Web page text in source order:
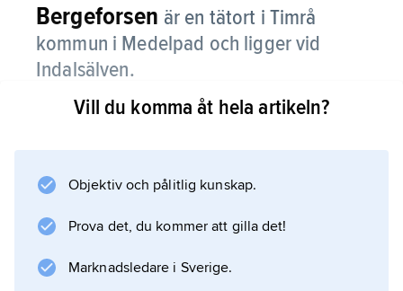
Bergeforsen är en tätort i Timrå
kommun i Medelpad och ligger vid
Indalsälven.
I samhället bor ungefär 1 700 personer, och
på den stora laxodlingen. Vid laxodlingen
upp i älven innan kraftverket byggdes. Där
finns också ett laxakvarium.
Vill du komma åt hela artikeln?
Objektiv och pålitlig kunskap.
Prova det, du kommer att gilla det!
Marknadsledare i Sverige.